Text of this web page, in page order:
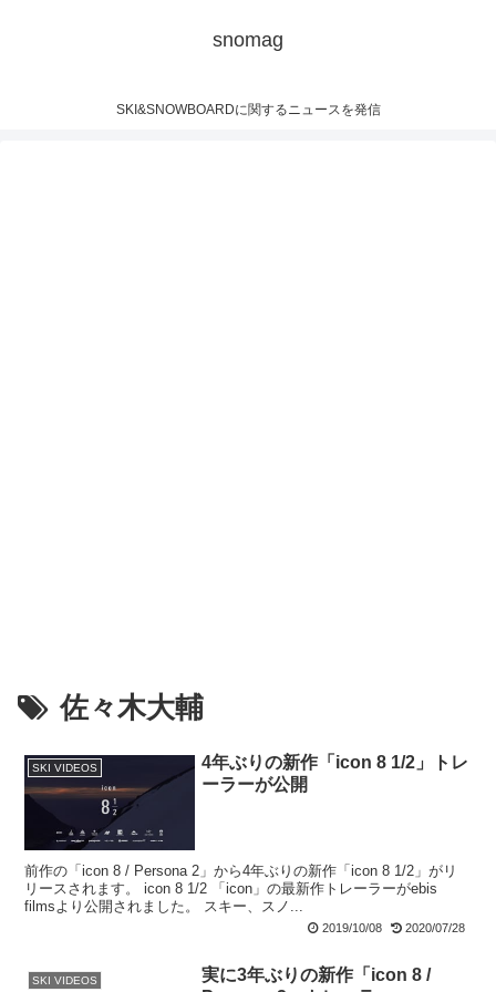
snomag
SKI&SNOWBOARDに関するニュースを発信
佐々木大輔
SKI VIDEOS
4年ぶりの新作「icon 8 1/2」トレ
ーラーが公開
前作の「icon 8 / Persona 2」から4年ぶりの新作「icon 8 1/2」がリ
リースされます。 icon 8 1/2 「icon」の最新作トレーラーがebis
filmsより公開されました。 スキー、スノ...
2019/10/08 2020/07/28
SKI VIDEOS
実に3年ぶりの新作「icon 8 /